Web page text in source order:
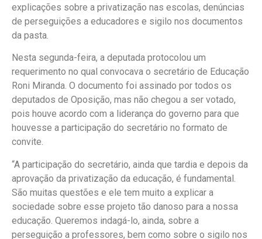
explicações sobre a privatização nas escolas, denúncias
de perseguições a educadores e sigilo nos documentos
da pasta.
Nesta segunda-feira, a deputada protocolou um
requerimento no qual convocava o secretário de Educação
Roni Miranda. O documento foi assinado por todos os
deputados de Oposição, mas não chegou a ser votado,
pois houve acordo com a liderança do governo para que
houvesse a participação do secretário no formato de
convite.
“A participação do secretário, ainda que tardia e depois da
aprovação da privatização da educação, é fundamental.
São muitas questões e ele tem muito a explicar a
sociedade sobre esse projeto tão danoso para a nossa
educação. Queremos indagá-lo, ainda, sobre a
perseguição a professores, bem como sobre o sigilo nos